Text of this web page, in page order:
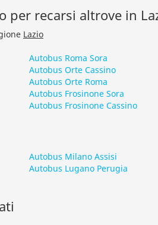
recarsi altrove in
Lazio
Autobus Roma Sora
Autobus Orte Cassino
Autobus Orte Roma
Autobus Frosinone Sora
Autobus Frosinone Cassino
Autobus Milano Assisi
Autobus Lugano Perugia